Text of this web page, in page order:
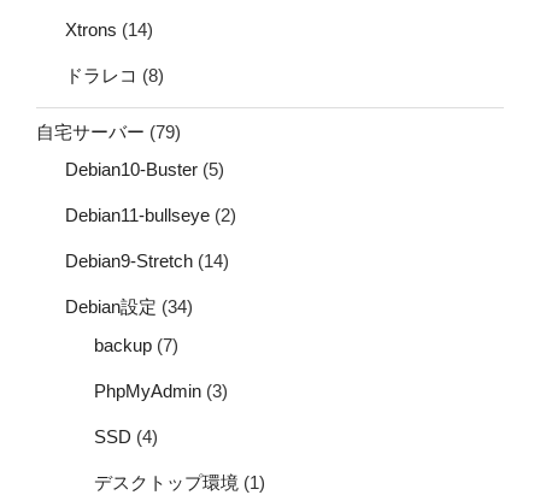
Xtrons (14)
ドラレコ (8)
自宅サーバー (79)
Debian10-Buster (5)
Debian11-bullseye (2)
Debian9-Stretch (14)
Debian設定 (34)
backup (7)
PhpMyAdmin (3)
SSD (4)
デスクトップ環境 (1)